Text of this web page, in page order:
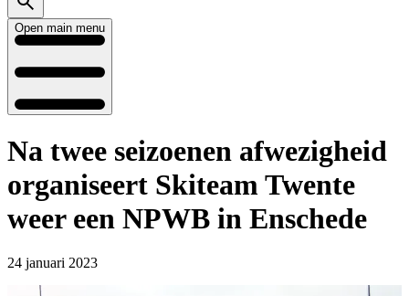
Open main menu
Na twee seizoenen afwezigheid
organiseert Skiteam Twente
weer een NPWB in Enschede
24 januari 2023